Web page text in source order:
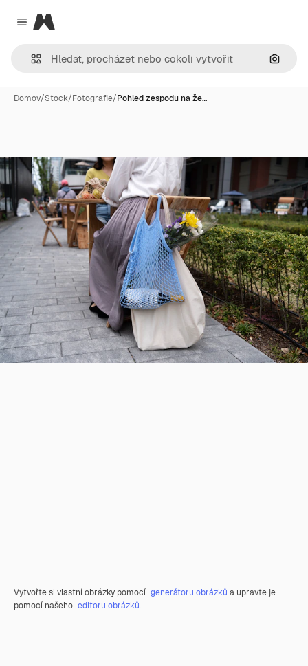
Close menu
Magnific
Hledat
Domov/Stock/Fotografie/Pohled zespodu na že…
Vytvořte si vlastní obrázky pomocí generátoru obrázků a upravte je
pomocí našeho editoru obrázků.